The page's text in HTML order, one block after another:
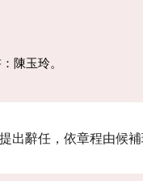
： 陳玉玲。
出辭任，依章程由候